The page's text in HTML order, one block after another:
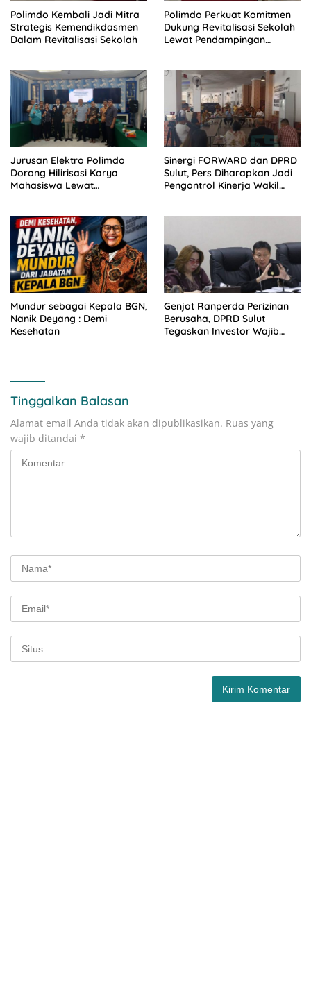
Polimdo Kembali Jadi Mitra
Strategis Kemendikdasmen
Dalam Revitalisasi Sekolah
Polimdo Perkuat Komitmen
Dukung Revitalisasi Sekolah
Lewat Pendampingan
Jurusan Elektro Polimdo
Dorong Hilirisasi Karya
Mahasiswa Lewat
Sinergi FORWARD dan DPRD
Sulut, Pers Diharapkan Jadi
Pengontrol Kinerja Wakil
Mundur sebagai Kepala BGN,
Nanik Deyang : Demi
Kesehatan
Genjot Ranperda Perizinan
Berusaha, DPRD Sulut
Tegaskan Investor Wajib
Tinggalkan Balasan
Alamat email Anda tidak akan dipublikasikan. Ruas yang
wajib ditandai *